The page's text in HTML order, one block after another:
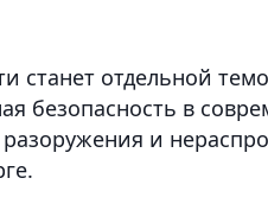
станет отдельной
безопасность в
и